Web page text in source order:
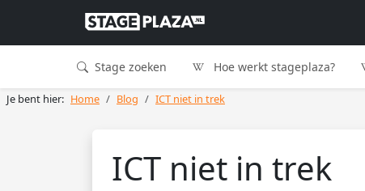
Stage zoeken Hoe werkt stageplaza?
Je bent hier: Home Blog ICT niet in trek
ICT niet in trek